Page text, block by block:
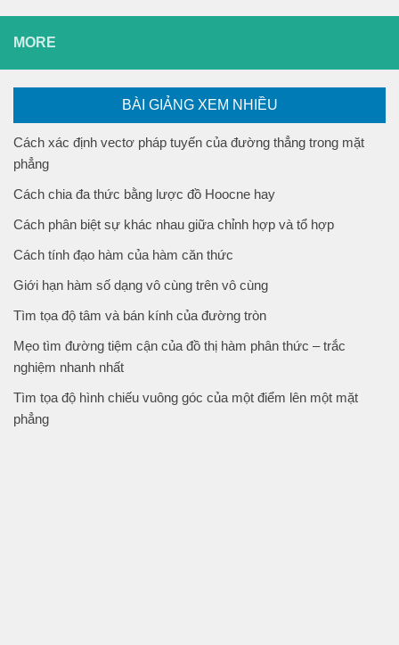
MORE
BÀI GIẢNG XEM NHIỀU
Cách xác định vectơ pháp tuyến của đường thẳng trong mặt
phẳng
Cách chia đa thức bằng lược đồ Hoocne hay
Cách phân biệt sự khác nhau giữa chỉnh hợp và tổ hợp
Cách tính đạo hàm của hàm căn thức
Giới hạn hàm số dạng vô cùng trên vô cùng
Tìm tọa độ tâm và bán kính của đường tròn
Mẹo tìm đường tiệm cận của đồ thị hàm phân thức – trắc
nghiệm nhanh nhất
Tìm tọa độ hình chiếu vuông góc của một điểm lên một mặt
phẳng